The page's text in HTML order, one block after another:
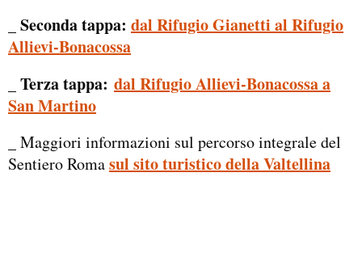
_ Seconda tappa: dal Rifugio Gianetti al Rifugio
Allievi-Bonacossa
_ Terza tappa: dal Rifugio Allievi-Bonacossa a
San Martino
_ Maggiori informazioni sul percorso integrale del
Sentiero Romasul sito turistico della Valtellina